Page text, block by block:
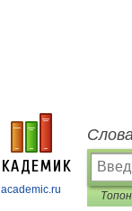
academic.ru